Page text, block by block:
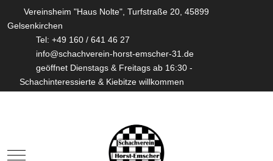
Vereinsheim "Haus Nolte", Turfstraße 20, 45899
Gelsenkirchen
Tel: +49 160 / 641 46 27
info@schachverein-horst-emscher-31.de
geöffnet Dienstags & Freitags ab 16:30 -
Schachinteressierte & Kiebitze willkommen
Mobile Menu Toggle